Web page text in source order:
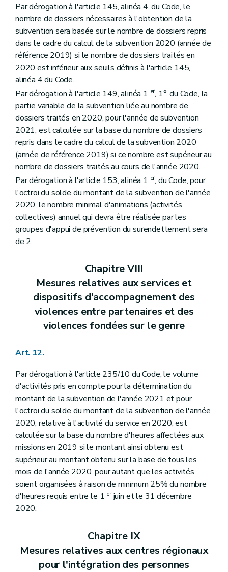
Par dérogation à l'article 145, alinéa 4, du Code, le
nombre de dossiers nécessaires à l'obtention de la
subvention sera basée sur le nombre de dossiers repris
dans le cadre du calcul de la subvention 2020 (année de
référence 2019) si le nombre de dossiers traités en
2020 est inférieur aux seuils définis à l'article 145,
alinéa 4 du Code.
Par dérogation à l'article 149, alinéa 1 er, 1°, du Code, la
partie variable de la subvention liée au nombre de
dossiers traités en 2020, pour l'année de subvention
2021, est calculée sur la base du nombre de dossiers
repris dans le cadre du calcul de la subvention 2020
(année de référence 2019) si ce nombre est supérieur au
nombre de dossiers traités au cours de l'année 2020.
Par dérogation à l'article 153, alinéa 1 er, du Code, pour
l'octroi du solde du montant de la subvention de l'année
2020, le nombre minimal d'animations (activités
collectives) annuel qui devra être réalisée par les
groupes d'appui de prévention du surendettement sera
de 2.
Chapitre VIII
Mesures relatives aux services et
dispositifs d'accompagnement des
violences entre partenaires et des
violences fondées sur le genre
Art. 12.
Par dérogation à l'article 235/10 du Code, le volume
d'activités pris en compte pour la détermination du
montant de la subvention de l'année 2021 et pour
l'octroi du solde du montant de la subvention de l'année
2020, relative à l'activité du service en 2020, est
calculée sur la base du nombre d'heures affectées aux
missions en 2019 si le montant ainsi obtenu est
supérieur au montant obtenu sur la base de tous les
mois de l'année 2020, pour autant que les activités
soient organisées à raison de minimum 25% du nombre
d'heures requis entre le 1 erjuin et le 31 décembre
2020.
Chapitre IX
Mesures relatives aux centres régionaux
pour l'intégration des personnes